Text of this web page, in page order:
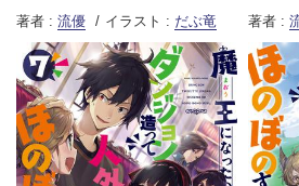
著者 : 流優 イラスト : だぶ竜 著者 :